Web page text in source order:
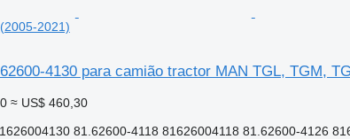
2021)
4130 para camião tractor MAN TGL, TGM,
≈ US$ 460,30
81.62600-4118 81626004118 81.62600-4126